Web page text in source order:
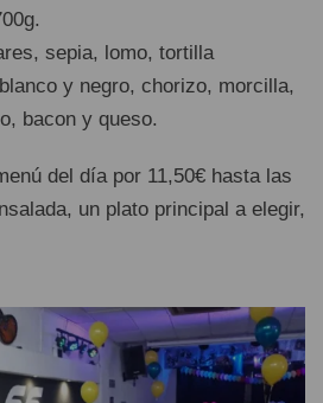
sepia, lomo, tortilla
y negro, chorizo, morcilla,
bacon y queso.
del día por 11,50€ hasta las
un plato principal a elegir,